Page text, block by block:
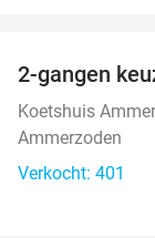
2-gangen
Koetshuis
Ammerzoden
Verkocht: 401